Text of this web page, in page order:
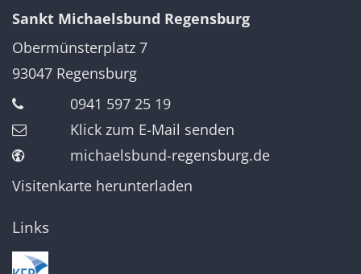
Sankt Michaelsbund Regensburg
Obermünsterplatz 7
93047 Regensburg
0941 597 25 19
Klick zum E-Mail senden
michaelsbund-regensburg.de
Visitenkarte herunterladen
Links